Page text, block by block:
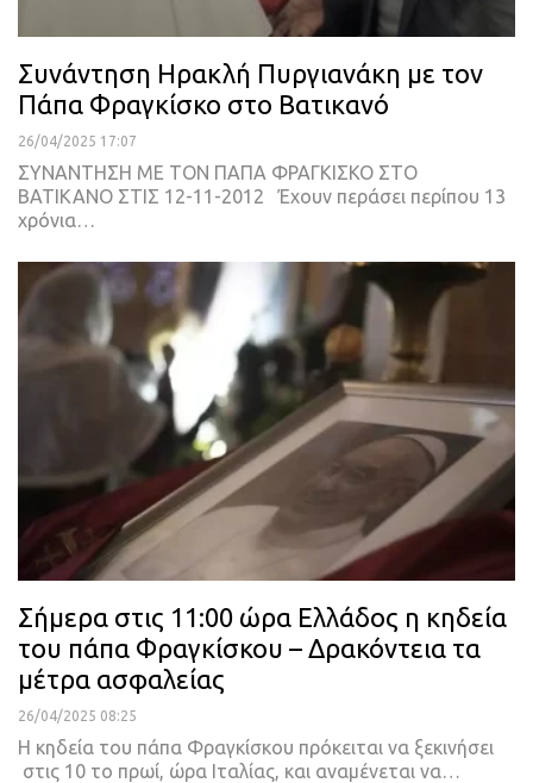
Συνάντηση Ηρακλή Πυργιανάκη με τον
Πάπα Φραγκίσκο στο Βατικανό
26/04/2025 17:07
ΣΥΝΑΝΤΗΣΗ ΜΕ ΤΟΝ ΠΑΠΑ ΦΡΑΓΚΙΣΚΟ ΣΤΟ
ΒΑΤΙΚΑΝΟ ΣΤΙΣ 12-11-2012 Έχουν περάσει περίπου 13
χρόνια…
Σήμερα στις 11:00 ώρα Ελλάδος η κηδεία
του πάπα Φραγκίσκου – Δρακόντεια τα
μέτρα ασφαλείας
26/04/2025 08:25
Η κηδεία του πάπα Φραγκίσκου πρόκειται να ξεκινήσει
στις 10 το πρωί, ώρα Ιταλίας, και αναμένεται να…